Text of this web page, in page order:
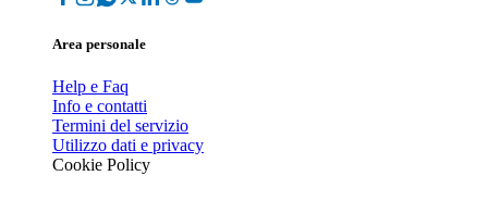
Area personale
Help e Faq
Info e contatti
Termini del servizio
Utilizzo dati e privacy
Cookie Policy